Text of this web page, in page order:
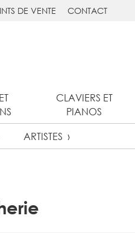
DE VENTE CONTACT
CLAVIERS ET
PIANOS
ARTISTES